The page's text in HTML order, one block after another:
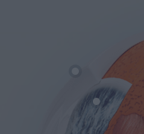
Βλέφαρα